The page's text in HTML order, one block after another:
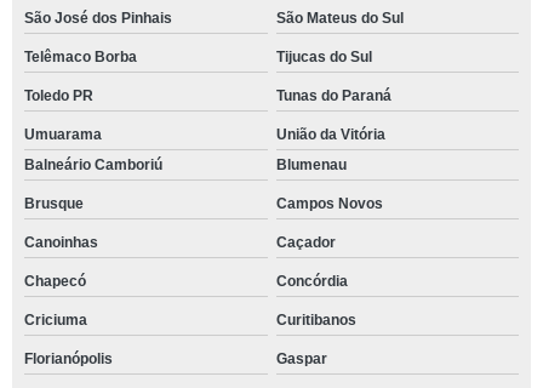
São José dos Pinhais São Mateus do Sul
Telêmaco Borba Tijucas do Sul
Toledo PR Tunas do Paraná
Umuarama
União da Vitória
Balneário Camboriú
Blumenau
Brusque Campos Novos
Canoinhas Caçador
Chapecó Concórdia
Criciuma Curitibanos
Florianópolis Gaspar